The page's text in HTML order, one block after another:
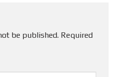
be published. Required